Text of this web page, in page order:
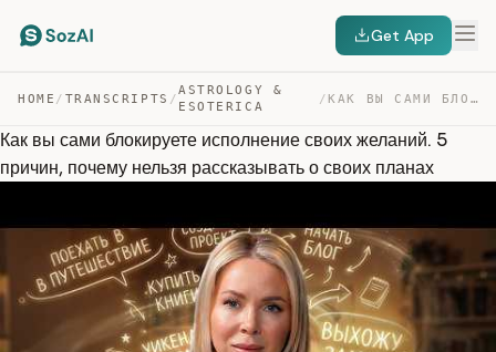
Get App
HOME / TRANSCRIPTS /
ASTROLOGY &
ESOTERICA
/ КАК ВЫ САМИ БЛОКИРУЕТЕ ИСПОЛНЕНИЕ СВОИХ ЖЕЛАНИЙ. 5 ПРИЧ… — TRANSCRIPT
Как вы сами блокируете исполнение своих желаний. 5
причин, почему нельзя рассказывать о своих планах